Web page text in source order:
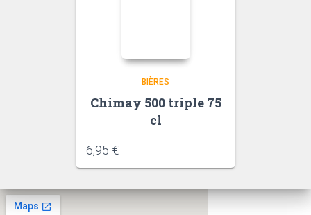
BIÈRES
Chimay 500 triple 75
cl
6,95 €